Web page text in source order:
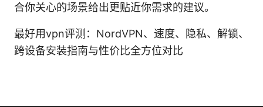
合你关心的场景给出更贴近你需求的建议。
最好用vpn评测：NordVPN、速度、隐私、解锁、
跨设备安装指南与性价比全方位对比